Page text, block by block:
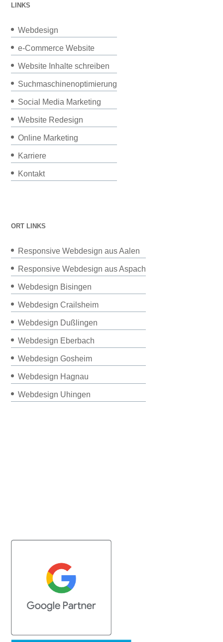
LINKS
Webdesign
e-Commerce Website
Website Inhalte schreiben
Suchmaschinenoptimierung
Social Media Marketing
Website Redesign
Online Marketing
Karriere
Kontakt
ORT LINKS
Responsive Webdesign aus Aalen
Responsive Webdesign aus Aspach
Webdesign Bisingen
Webdesign Crailsheim
Webdesign Dußlingen
Webdesign Eberbach
Webdesign Gosheim
Webdesign Hagnau
Webdesign Uhingen